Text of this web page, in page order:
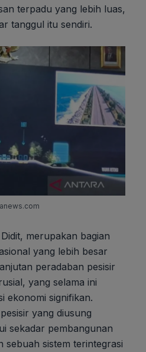
terpadu yang lebih luas,
tanggul itu sendiri.
merupakan bagian
yang lebih besar
peradaban pesisir
yang selama ini
ekonomi signifikan.
yang diusung
sekadar pembangunan
sebuah sistem terintegrasi